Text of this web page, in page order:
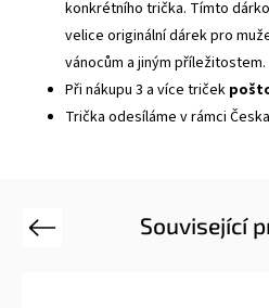
konkrétního trička. Tímto
velice originální dárek pro
vánocům a jiným příležitostem.
Při nákupu 3 a více triček
Trička odesíláme v rámci
Související
Previous